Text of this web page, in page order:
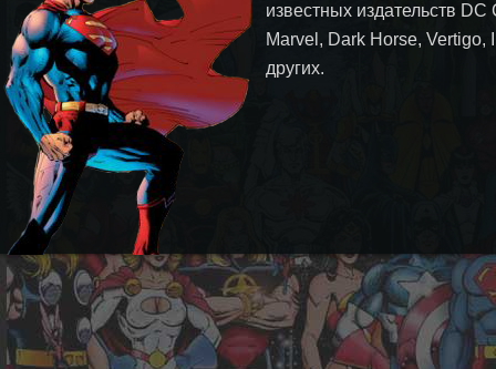
известных издательств DC
Marvel, Dark Horse, Vertigo,
других.